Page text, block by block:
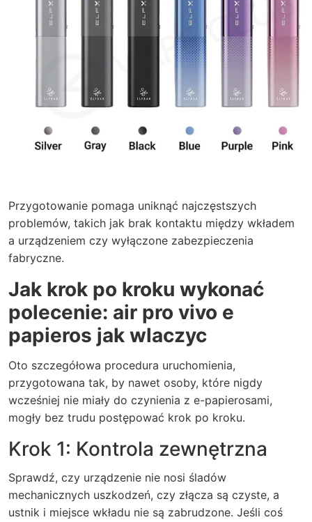
Przygotowanie pomaga uniknąć najczęstszych
problemów, takich jak brak kontaktu między wkładem
a urządzeniem czy wyłączone zabezpieczenia
fabryczne.
Jak krok po kroku wykonać
polecenie: air pro vivo e
papieros jak wlaczyc
Oto szczegółowa procedura uruchomienia,
przygotowana tak, by nawet osoby, które nigdy
wcześniej nie miały do czynienia z e-papierosami,
mogły bez trudu postępować krok po kroku.
Krok 1: Kontrola zewnętrzna
Sprawdź, czy urządzenie nie nosi śladów
mechanicznych uszkodzeń, czy złącza są czyste, a
ustnik i miejsce wkładu nie są zabrudzone. Jeśli coś